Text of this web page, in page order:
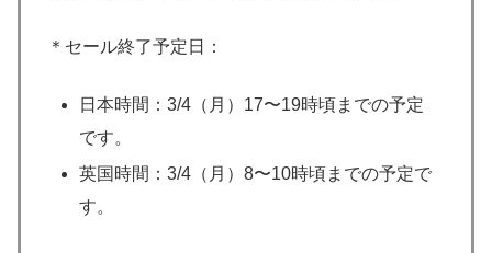
＊セール終了予定日：
日本時間：3/4（月）17〜19時頃までの予定
です。
英国時間：3/4（月）8〜10時頃までの予定で
す。